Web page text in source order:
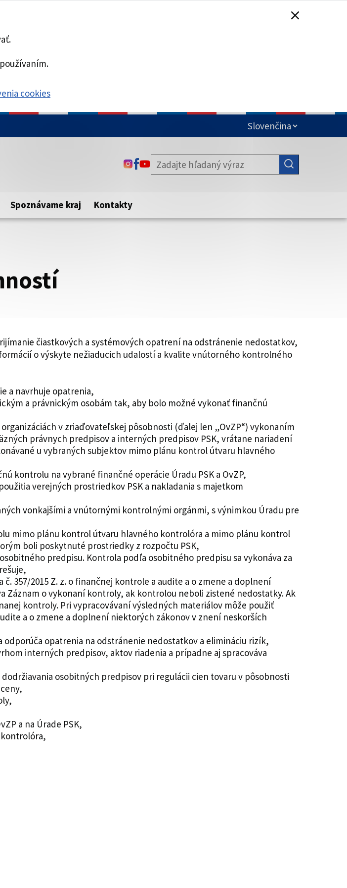
cookies
Táto stránka je zabezpečená
zabezpečenú webovú stránku. Zabezpečená stránka vždy začína
https:// pred názvom domény webového sídla.
ODKAZ SA OTVORÍ NA NOVEJ KARTE
ODKAZ SA OTVORÍ NA NOVEJ KARTE
ODKAZ SA OTVORÍ NA NOVEJ KARTE
Spoznávame kraj Kontakty
čiastkových a systémových opatrení na odstránenie nedostatkov,
o výskyte nežiaducich udalostí a kvalite vnútorného kontrolného
a navrhuje opatrenia,
a právnickým osobám tak, aby bolo možné vykonať finančnú
v zriaďovateľskej pôsobnosti (ďalej len „OvZP“) vykonaním
právnych predpisov a interných predpisov PSK, vrátane nariadení
u vybraných subjektov mimo plánu kontrol útvaru hlavného
kontrolu na vybrané finančné operácie Úradu PSK a OvZP,
verejných prostriedkov PSK a nakladania s majetkom
vonkajšími a vnútornými kontrolnými orgánmi, s výnimkou Úradu pre
mimo plánu kontrol útvaru hlavného kontrolóra a mimo plánu kontrol
boli poskytnuté prostriedky z rozpočtu PSK,
predpisu. Kontrola podľa osobitného predpisu sa vykonáva za
357/2015 Z. z. o finančnej kontrole a audite a o zmene a doplnení
Záznam o vykonaní kontroly, ak kontrolou neboli zistené nedostatky. Ak
kontroly. Pri vypracovávaní výsledných materiálov môže použiť
a o zmene a doplnení niektorých zákonov v znení neskorších
opatrenia na odstránenie nedostatkov a elimináciu rizík,
interných predpisov, aktov riadenia a prípadne aj spracováva
osobitných predpisov pri regulácii cien tovaru v pôsobnosti
a na Úrade PSK,